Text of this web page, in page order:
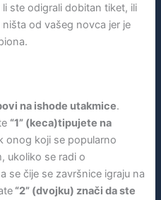
ste odigrali dobitan tiket, ili
od vašeg novca jer je
na ishode utakmice.
“1” (keca)tipujete na
onog koji se popularno
ukoliko se radi o
se čije se završnice igraju na
“2” (dvojku) znači da ste